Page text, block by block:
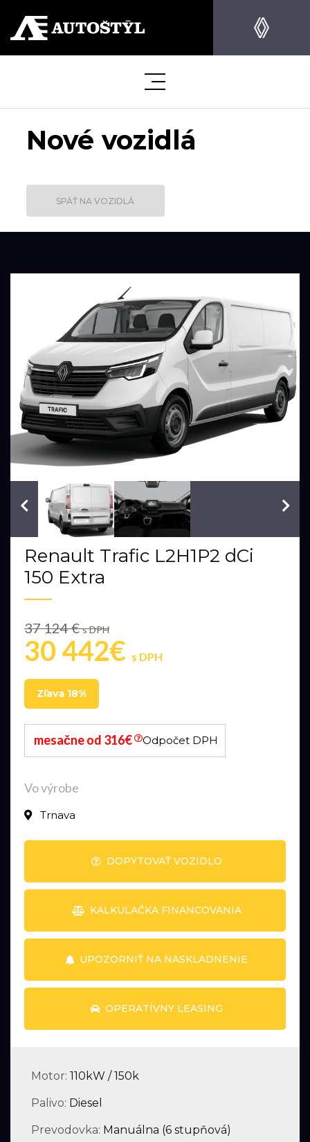
Nové vozidlá
SPÄŤ NA VOZIDLÁ
VIN: VF1FL000177401509
Renault Trafic L2H1P2 dCi
150 Extra
37 124 €s DPH
30 442€ s DPH
Zľava 18%
mesačne od 316€ Odpočet DPH
Vo výrobe
Trnava
DOPYTOVAŤ VOZIDLO
KALKULAČKA FINANCOVANIA
UPOZORNIŤ NA NASKLADNENIE
OPERATÍVNY LEASING
Motor: 110kW / 150k
Palivo: Diesel
Prevodovka: Manuálna (6 stupňová)